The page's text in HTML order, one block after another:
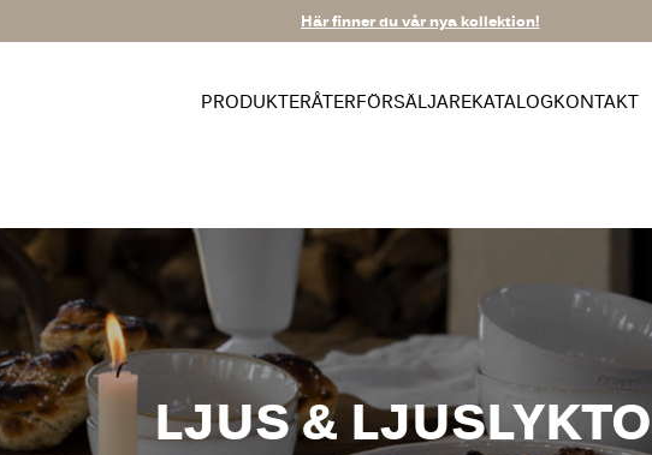
Här finner du vår nya kollektion!
PRODUKTERÅTERFÖRSÄLJAREKATALOGKONTAKT
LJUS &